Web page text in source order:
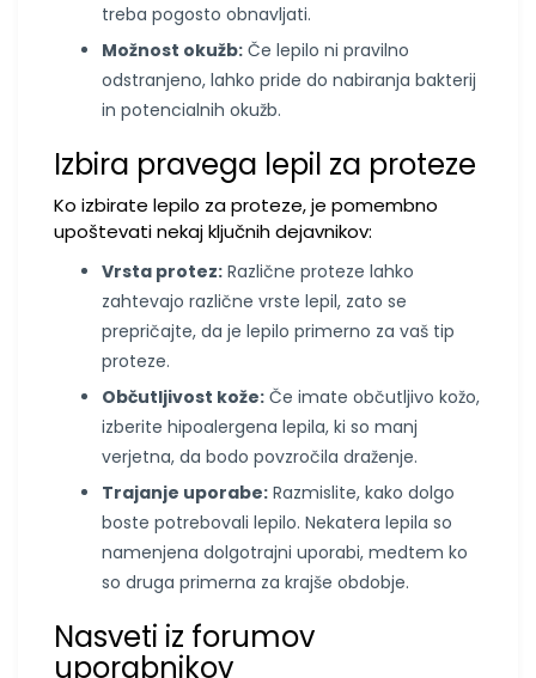
treba pogosto obnavljati.
Možnost okužb: Če lepilo ni pravilno
odstranjeno, lahko pride do nabiranja bakterij
in potencialnih okužb.
Izbira pravega lepil za proteze
Ko izbirate lepilo za proteze, je pomembno
upoštevati nekaj ključnih dejavnikov:
Vrsta protez: Različne proteze lahko
zahtevajo različne vrste lepil, zato se
prepričajte, da je lepilo primerno za vaš tip
proteze.
Občutljivost kože: Če imate občutljivo kožo,
izberite hipoalergena lepila, ki so manj
verjetna, da bodo povzročila draženje.
Trajanje uporabe: Razmislite, kako dolgo
boste potrebovali lepilo. Nekatera lepila so
namenjena dolgotrajni uporabi, medtem ko
so druga primerna za krajše obdobje.
Nasveti iz forumov
uporabnikov